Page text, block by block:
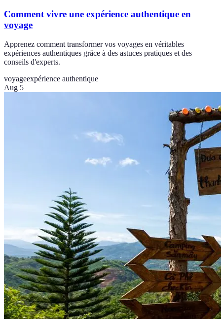
Comment vivre une expérience authentique en
voyage
Apprenez comment transformer vos voyages en véritables
expériences authentiques grâce à des astuces pratiques et des
conseils d'experts.
voyageexpérience authentique
Aug 5